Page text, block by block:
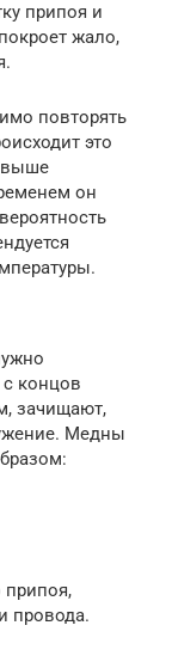
припоя и
жало,
повторять
это
выше
он
концов
зачищают,
Медны
припоя,
провода.